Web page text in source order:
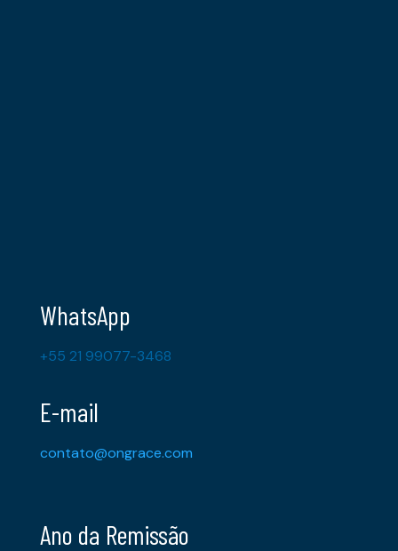
WhatsApp
+55 21 99077-3468
E-mail
contato@ongrace.com
Ano da Remissão